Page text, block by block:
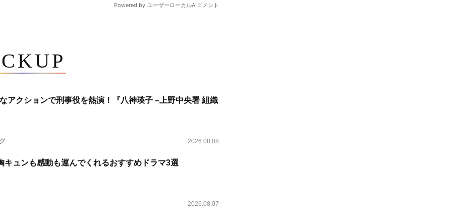
アクションで刑事役を熱演！『八神瑛子 –上野中央署 組織
2026.08.08
キュンも感動も運んでくれるおすすめドラマ3選
2026.08.07